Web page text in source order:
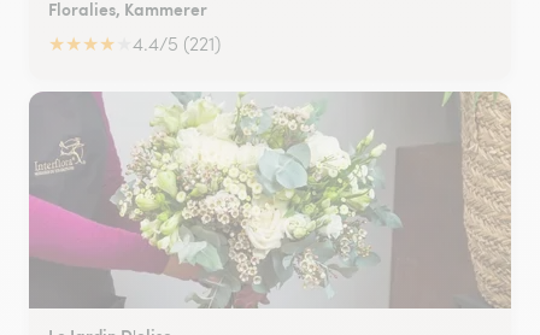
Floralies, Kammerer
★★★★ 4.4/5 (221)